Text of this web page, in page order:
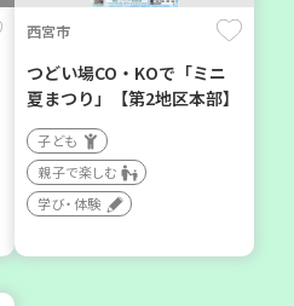
2026年
10月31
神戸市西区
西宮市
つどい場CO・KOで「ミニ
夏まつり」【第2地区本部】
子ども
親子で楽しむ
学び・体験